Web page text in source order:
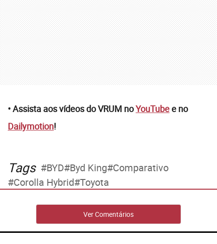
• Assista aos vídeos do VRUM noYouTubee no
Dailymotion!
Tags BYD Byd King Comparativo
Corolla Hybrid Toyota
Ver Comentários